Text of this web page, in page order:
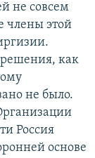
не совсем
члены этой
как
не было.
Россия
основе